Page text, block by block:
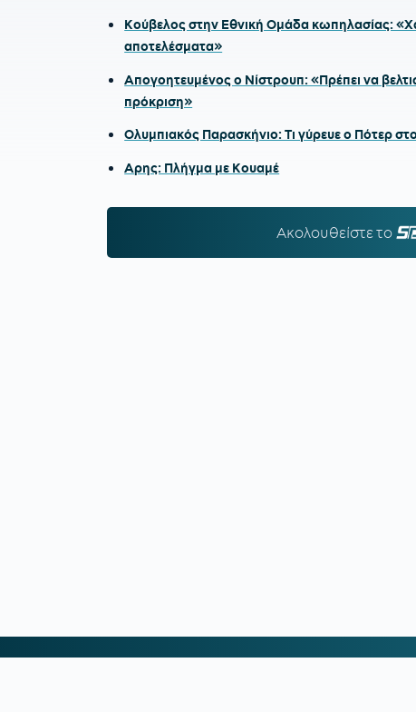
Κούβελος στην Εθνική Ομάδα κωπηλασίας:
αποτελέσματα»
Απογοητευμένος ο Νίστρουπ: «Πρέπει να
πρόκριση»
Ολυμπιακός Παρασκήνιο: Τι γύρευε ο Πότερ
Αρης: Πλήγμα με Κουαμέ
Ακολουθείστε τo